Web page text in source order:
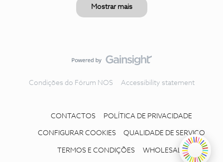
Mostrar mais
Condições do Fórum NOS Accessibility statement
CONTACTOS POLÍTICA DE PRIVACIDADE
CONFIGURAR COOKIES QUALIDADE DE SERVIÇO
TERMOS E CONDIÇÕES WHOLESALE